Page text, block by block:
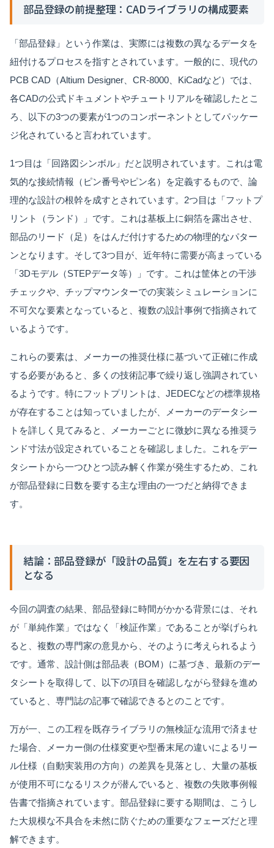
部品登録の前提整理：CADライブラリの構成要素
「部品登録」という作業は、実際には複数の異なるデータを
紐付けるプロセスを指すとされています。一般的に、現代の
PCB CAD（Altium Designer、CR-8000、KiCadなど）では、
各CADの公式ドキュメントやチュートリアルを確認したとこ
ろ、以下の3つの要素が1つのコンポーネントとしてパッケー
ジ化されていると言われています。
1つ目は「回路図シンボル」だと説明されています。これは電
気的な接続情報（ピン番号やピン名）を定義するもので、論
理的な設計の根幹を成すとされています。2つ目は「フットプ
リント（ランド）」です。これは基板上に銅箔を露出させ、
部品のリード（足）をはんだ付けするための物理的なパター
ンとなります。そして3つ目が、近年特に需要が高まっている
「3Dモデル（STEPデータ等）」です。これは筐体との干渉
チェックや、チップマウンターでの実装シミュレーションに
不可欠な要素となっていると、複数の設計事例で指摘されて
いるようです。
これらの要素は、メーカーの推奨仕様に基づいて正確に作成
する必要があると、多くの技術記事で繰り返し強調されてい
るようです。特にフットプリントは、JEDECなどの標準規格
が存在することは知っていましたが、メーカーのデータシー
トを詳しく見てみると、メーカーごとに微妙に異なる推奨ラ
ンド寸法が設定されていることを確認しました。これをデー
タシートから一つひとつ読み解く作業が発生するため、これ
が部品登録に日数を要する主な理由の一つだと納得できま
す。
結論：部品登録が「設計の品質」を左右する要因
となる
今回の調査の結果、部品登録に時間がかかる背景には、それ
が「単純作業」ではなく「検証作業」であることが挙げられ
ると、複数の専門家の意見から、そのように考えられるよう
です。通常、設計側は部品表（BOM）に基づき、最新のデー
タシートを取得して、以下の項目を確認しながら登録を進め
ていると、専門誌の記事で確認できるとのことです。
万が一、この工程を既存ライブラリの無検証な流用で済ませ
た場合、メーカー側の仕様変更や型番末尾の違いによるリー
ル仕様（自動実装用の方向）の差異を見落とし、大量の基板
が使用不可になるリスクが潜んでいると、複数の失敗事例報
告書で指摘されています。部品登録に要する期間は、こうし
た大規模な不具合を未然に防ぐための重要なフェーズだと理
解できます。